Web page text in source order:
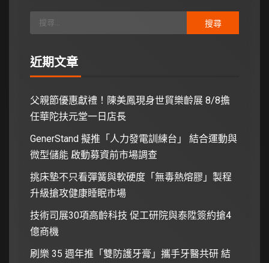
近期文章
父親節優惠獻禮！陳美鳳現身世貿樂齡展 8/8擔
任華陀扶元堂一日店長
GenerStand 擬推「人力發電訓練台」 結合運動與
微型儲能 啟動募資前市場調查
挑床墊不只看彈簧與軟硬度「無毒熱熔膠」製程
升級搶攻健康睡眠市場
技術司展30項高齡科技 促工研院與泰陞簽約搶4
億商機
刷樂 35 週年推「雙防護牙膏」攜手牙醫共研 結